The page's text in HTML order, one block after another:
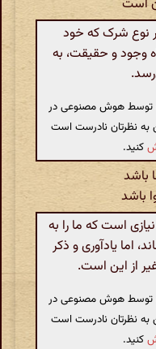
است
شرک که خود
وجود و حقیقت، به
توسط هوش مصنوعی در
به نظرتان نادرست است
کنید.
باشد
باشد
است که ما را به
اما یادآوری و ذکر
از این است.
توسط هوش مصنوعی در
به نظرتان نادرست است
کنید.